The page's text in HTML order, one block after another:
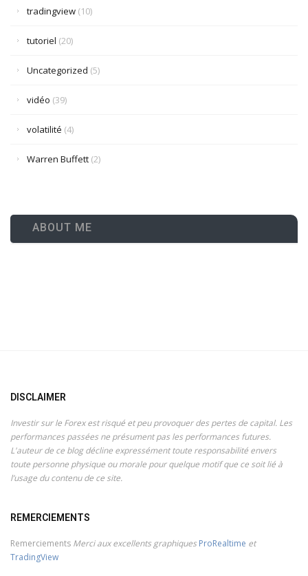
tradingview (10)
tutoriel (20)
Uncategorized (5)
vidéo (39)
volatilité (4)
Warren Buffett (2)
ABOUT ME
DISCLAIMER
Investir sur le Forex est risqué et peu provoquer des pertes de capital. Les
performances passées ne présument pas les performances futures.
L'auteur de ce blog décline expressément toute responsabilité envers
toute personne physique ou morale pour quelque motif que ce soit lié à
l’usage du contenu de ce site.
REMERCIEMENTS
Remerciements Merci aux excellents graphiques ProRealtime et
TradingView